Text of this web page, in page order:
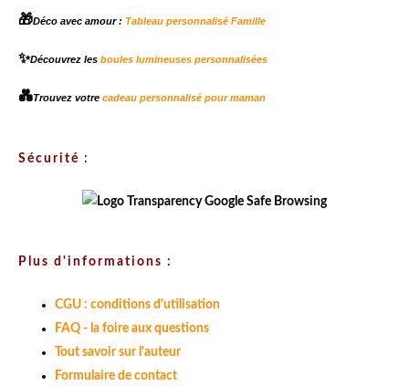
🎁Déco avec amour : Tableau personnalisé Famille
✨Découvrez les boules lumineuses personnalisées
💑Trouvez votre cadeau personnalisé pour maman
Sécurité :
Plus d'informations :
CGU : conditions d'utilisation
FAQ - la foire aux questions
Tout savoir sur l'auteur
Formulaire de contact